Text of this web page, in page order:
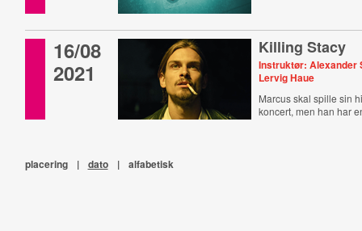
16/08
2021
Killing Stacy
Instruktør: Alexander
Lervig Haue
Marcus skal spille sin
koncert, men han har
placering | dato | alfabetisk